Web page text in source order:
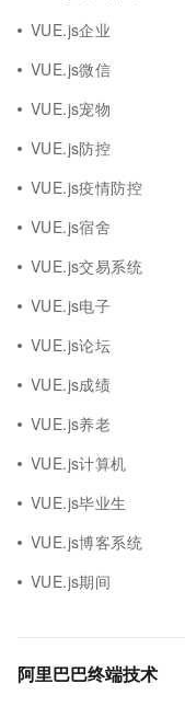
VUE.js企业
VUE.js微信
VUE.js宠物
VUE.js防控
VUE.js疫情防控
VUE.js宿舍
VUE.js交易系统
VUE.js电子
VUE.js论坛
VUE.js成绩
VUE.js养老
VUE.js计算机
VUE.js毕业生
VUE.js博客系统
VUE.js期间
阿里巴巴终端技术